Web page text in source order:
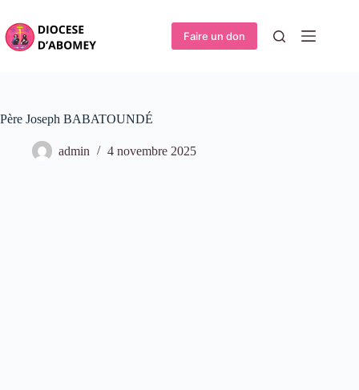
Faire un don
Père Joseph BABATOUNDÉ
admin 4 novembre 2025